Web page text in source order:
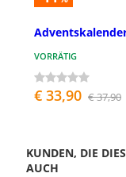
VORRÄTIG
€ 33,90 € 37,90
KUNDEN, DIE
AUCH